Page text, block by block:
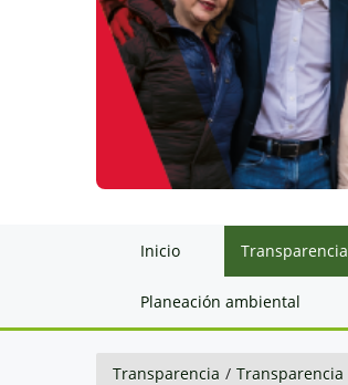
Inicio Transparencia
Planeación ambiental
Transparencia / Transparencia